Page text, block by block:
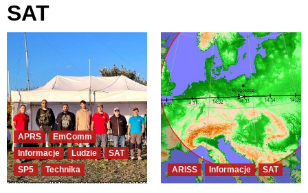
SAT
APRS
EmComm
Informacje
Ludzie
SAT
SP5
Technika ARISS Informacje SAT